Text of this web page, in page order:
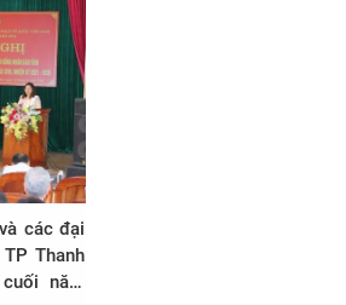
các đại
Thanh
năm